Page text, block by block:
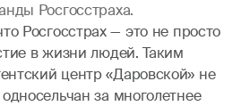
Росгосстраха.
Росгосстрах — это не просто
в жизни людей. Таким
центр «Даровской» не
за многолетнее